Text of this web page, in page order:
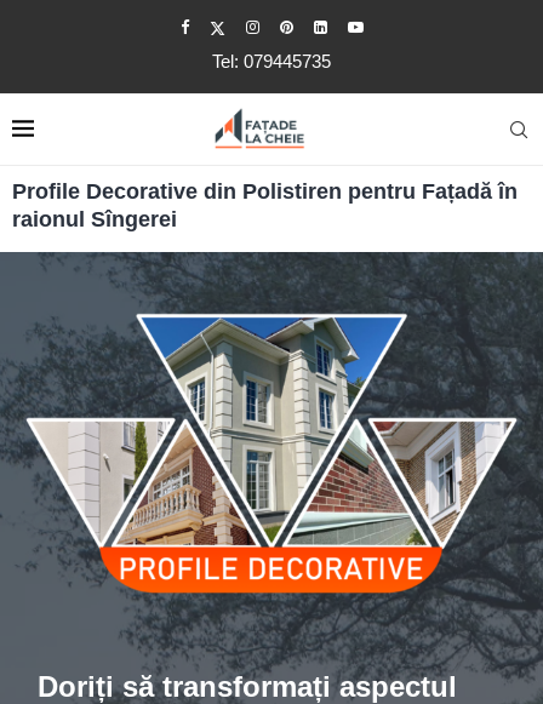
Tel: 079445735
Profile Decorative din Polistiren pentru Fațadă în
raionul Sîngerei
Doriți să transformați aspectul